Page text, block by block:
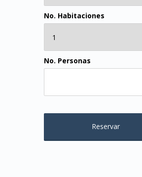
No. Habitaciones
No. Personas